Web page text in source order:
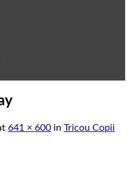
641 × 600 in Tricou Copii